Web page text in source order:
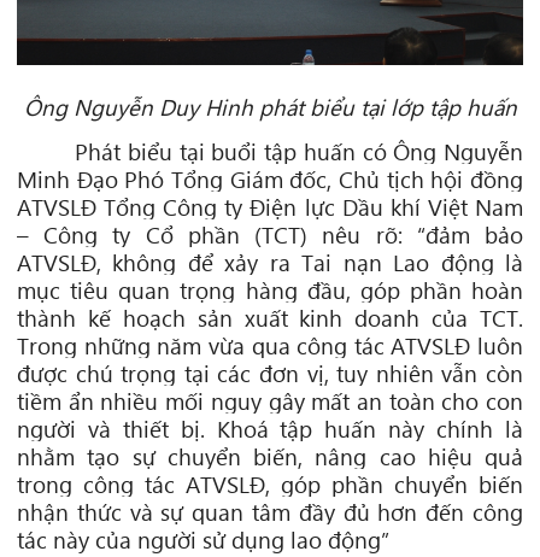
Ông Nguyễn Duy Hinh phát biểu tại lớp tập huấn
Phát biểu tại buổi tập huấn có Ông Nguyễn
Minh Đạo Phó Tổng Giám đốc, Chủ tịch hội đồng
ATVSLĐ Tổng Công ty Điện lực Dầu khí Việt Nam
– Công ty Cổ phần (TCT) nêu rõ: “đảm bảo
ATVSLĐ, không để xảy ra Tai nạn Lao động là
mục tiêu quan trọng hàng đầu, góp phần hoàn
thành kế hoạch sản xuất kinh doanh của TCT.
Trong những năm vừa qua công tác ATVSLĐ luôn
được chú trọng tại các đơn vị, tuy nhiên vẫn còn
tiềm ẩn nhiều mối nguy gây mất an toàn cho con
người và thiết bị. Khoá tập huấn này chính là
nhằm tạo sự chuyển biến, nâng cao hiệu quả
trong công tác ATVSLĐ, góp phần chuyển biến
nhận thức và sự quan tâm đầy đủ hơn đến công
tác này của người sử dụng lao động”